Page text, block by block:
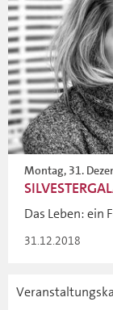
Montag, 31.
Das Leben: ein
31.12.2018